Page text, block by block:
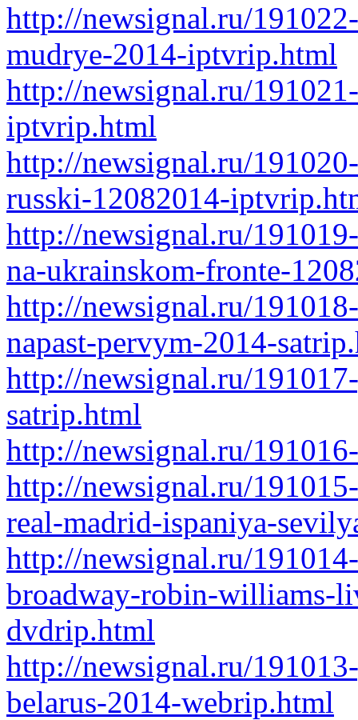
http://newsignal.ru/
mudrye-2014-iptvrip.html
http://newsignal.ru/
iptvrip.html
http://newsignal.ru/
russki-12082014-
http://newsignal.ru/
na-ukrainskom-fronte-
http://newsignal.ru/
napast-pervym-2014-
http://newsignal.ru/
satrip.html
http://newsignal.ru/
http://newsignal.ru/
real-madrid-ispaniya-
http://newsignal.ru/
broadway-robin-williams-
dvdrip.html
http://newsignal.ru/
belarus-2014-webrip.html